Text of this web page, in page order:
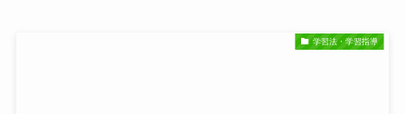
学習法・学習指導